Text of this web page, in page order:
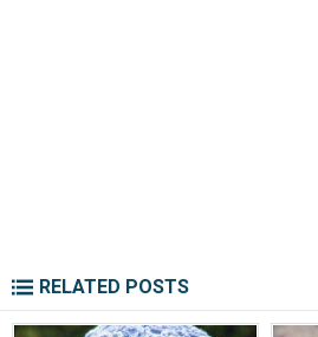
RELATED POSTS